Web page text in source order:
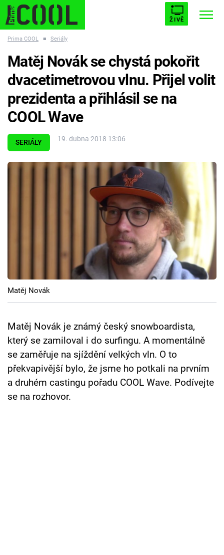
ŽIVĚ
ESCAPE PLNEJ KOTEL AVENGERS 5
Témata
Filmy
Přihlášení
Sledujte nás
Prima COOL ■ Seriály
SERIÁLY 19. dubna 2018 13:06
Matěj Novák se chystá pokořit
dvacetimetrovou vlnu. Přijel volit
prezidenta a přihlásil se na
COOL Wave
Matěj Novák
Matěj Novák je známý český snowboardista,
který se zamiloval i do surfingu. A momentálně
se zaměřuje na sjíždění velkých vln. O to
překvapivější bylo, že jsme ho potkali na prvním
a druhém castingu pořadu COOL Wave. Podívejte
se na rozhovor.